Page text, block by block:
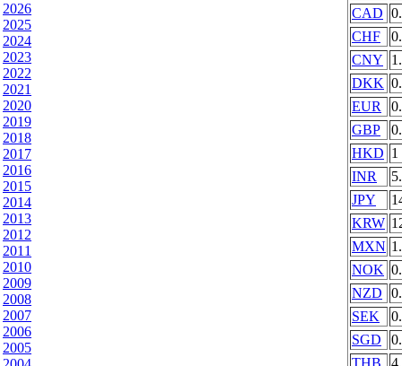
2026
2025
2024
2023
2022
2021
2020
2019
2018
2017
2016
2015
2014
2013
2012
2011
2010
2009
2008
2007
2006
2005
CAD
CHF
CNY
DKK
EUR
GBP
HKD 1
INR
JPY
KRW
MXN
NOK
NZD
SEK
SGD